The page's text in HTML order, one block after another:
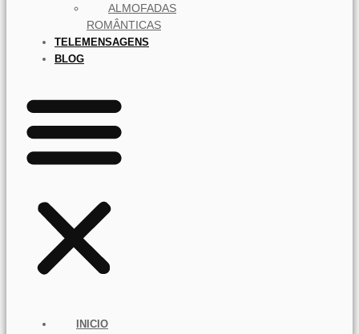
ALMOFADAS
ROMÂNTICAS
TELEMENSAGENS
BLOG
INICIO